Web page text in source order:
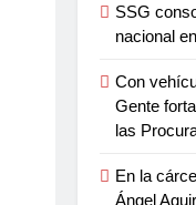
SSG
nacional
Con
Gente
las
En la
Ángel